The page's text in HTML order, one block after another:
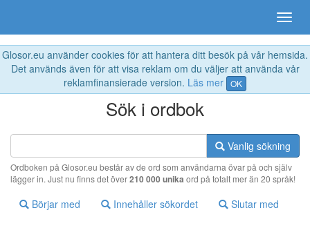
Glosor.eu använder cookies för att hantera ditt besök på vår hemsida.
Det används även för att visa reklam om du väljer att använda vår
reklamfinansierade version. Läs mer OK
Sök i ordbok
Vanlig sökning
Ordboken på Glosor.eu består av de ord som användarna övar på och själv
lägger in. Just nu finns det över210 000 unika ord på totalt mer än 20 språk!
Börjar med Innehåller sökordet Slutar med